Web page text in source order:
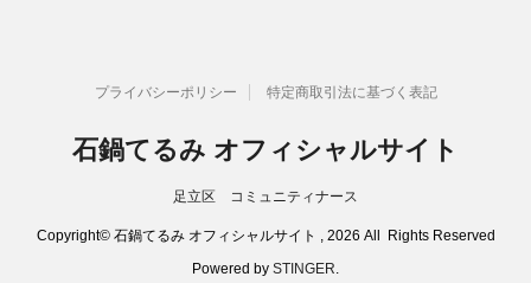
プライバシーポリシー 特定商取引法に基づく表記
石鍋てるみ オフィシャルサイト
足立区 コミュニティナース
Copyright© 石鍋てるみ オフィシャルサイト , 2026 All Rights Reserved
Powered by STINGER.